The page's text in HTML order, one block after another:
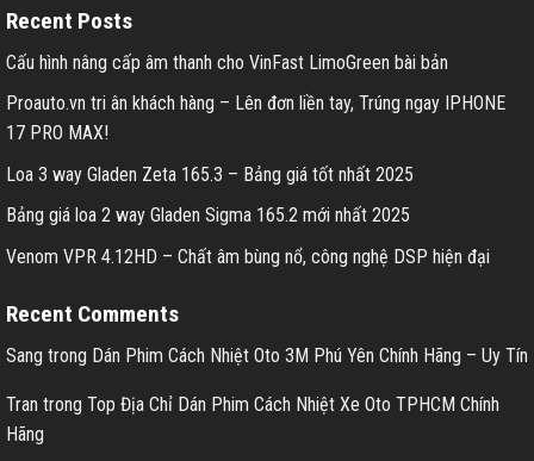
Recent Posts
Cấu hình nâng cấp âm thanh cho VinFast LimoGreen bài bản
Proauto.vn tri ân khách hàng – Lên đơn liền tay, Trúng ngay IPHONE
17 PRO MAX!
Loa 3 way Gladen Zeta 165.3 – Bảng giá tốt nhất 2025
Bảng giá loa 2 way Gladen Sigma 165.2 mới nhất 2025
Venom VPR 4.12HD – Chất âm bùng nổ, công nghệ DSP hiện đại
Recent Comments
Sang trong Dán Phim Cách Nhiệt Oto 3M Phú Yên Chính Hãng – Uy Tín
Tran trong Top Địa Chỉ Dán Phim Cách Nhiệt Xe Oto TPHCM Chính
Hãng